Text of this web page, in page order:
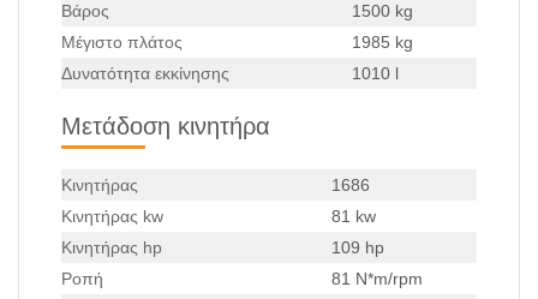
Βάρος
1500 kg
Μέγιστο πλάτος
1985 kg
Δυνατότητα εκκίνησης
1010 l
Μετάδοση κινητήρα
Κινητήρας
1686
Κινητήρας kw
81 kw
Κινητήρας hp
109 hp
Ροπή
81 N*m/rpm